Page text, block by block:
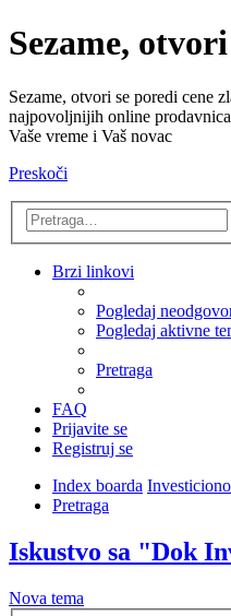
Sezame, otvori
Sezame, otvori se poredi cene
najpovoljnijih online
Vaše vreme i Vaš novac
Preskoči
Brzi linkovi
Pogledaj
Pogledaj aktivne
Pretraga
FAQ
Prijavite se
Registruj se
Index boarda
Pretraga
Iskustvo sa "Dok
Nova tema